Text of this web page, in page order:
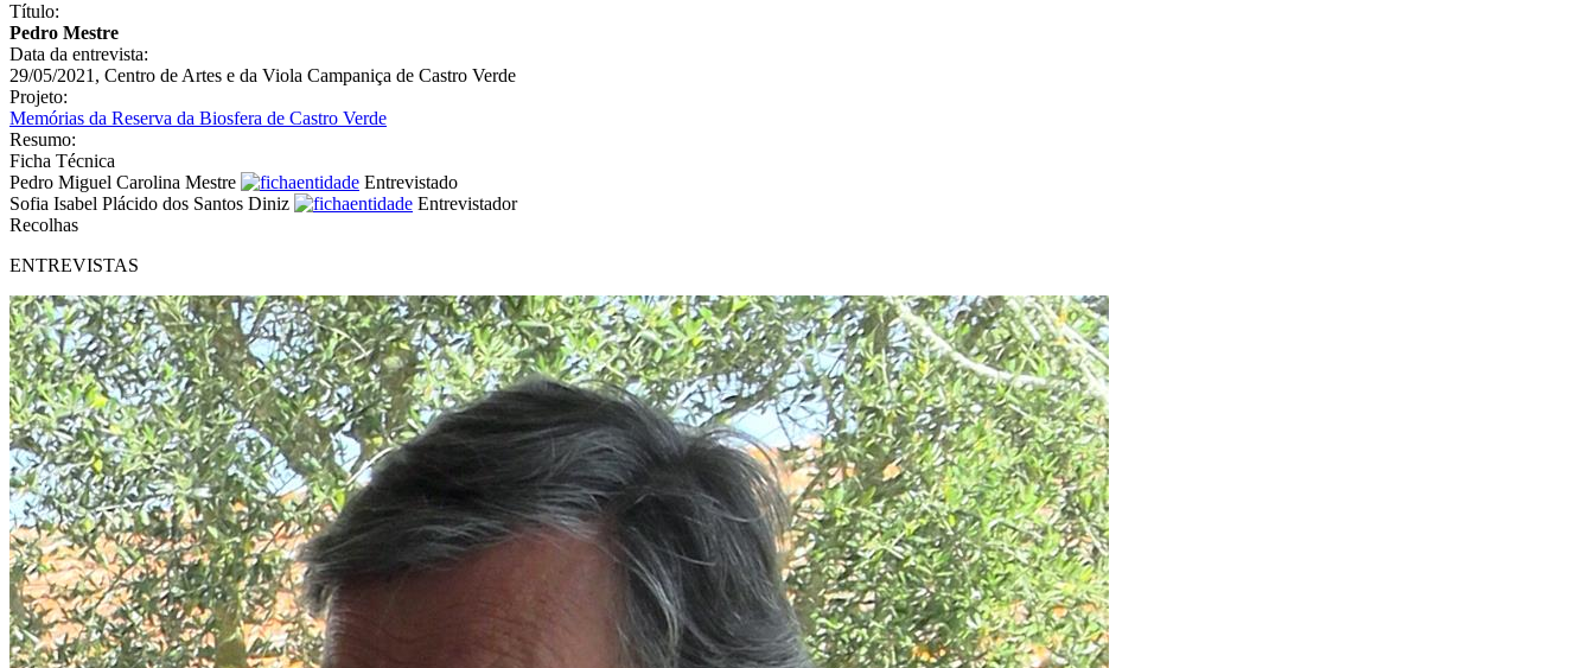
Título:
Pedro Mestre
Data da entrevista:
29/05/2021, Centro de Artes e da Viola Campaniça de Castro Verde
Projeto:
Memórias da Reserva da Biosfera de Castro Verde
Resumo:
Ficha Técnica
Pedro Miguel Carolina Mestre
Entrevistado
Sofia Isabel Plácido dos Santos Diniz
Entrevistador
Recolhas
ENTREVISTAS